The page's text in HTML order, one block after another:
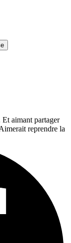
Et aimant partager
reprendre la